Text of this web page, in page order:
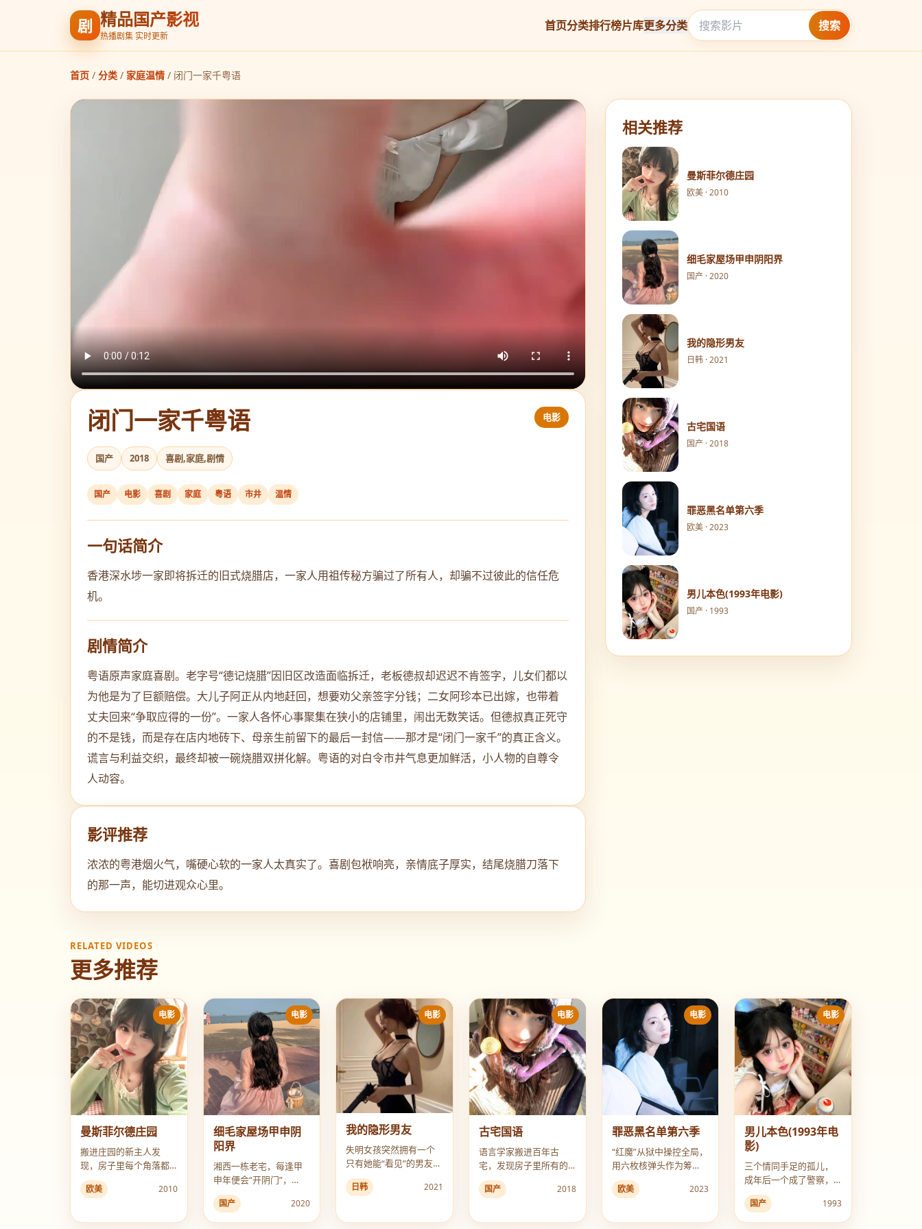
剧 精品国产影视
热播剧集 实时更新
首页分类排行榜片库更多分类 搜索
首页 / 分类 / 家庭温情 / 闭门一家千粤语
闭门一家千粤语 电影
国产 2018 喜剧,家庭,剧情
国产 电影 喜剧 家庭 粤语 市井 温情
一句话简介
香港深水埗一家即将拆迁的旧式烧腊店，一家人用祖传秘方骗过了所有人，却骗不过彼此的信任危
机。
剧情简介
粤语原声家庭喜剧。老字号“德记烧腊”因旧区改造面临拆迁，老板德叔却迟迟不肯签字，儿女们都以
为他是为了巨额赔偿。大儿子阿正从内地赶回，想要劝父亲签字分钱；二女阿珍本已出嫁，也带着
丈夫回来“争取应得的一份”。一家人各怀心事聚集在狭小的店铺里，闹出无数笑话。但德叔真正死守
的不是钱，而是存在店内地砖下、母亲生前留下的最后一封信——那才是“闭门一家千”的真正含义。
谎言与利益交织，最终却被一碗烧腊双拼化解。粤语的对白令市井气息更加鲜活，小人物的自尊令
人动容。
影评推荐
浓浓的粤港烟火气，嘴硬心软的一家人太真实了。喜剧包袱响亮，亲情底子厚实，结尾烧腊刀落下
的那一声，能切进观众心里。
相关推荐
曼斯菲尔德庄园
欧美 · 2010
细毛家屋场甲申阴阳界
国产 · 2020
我的隐形男友
日韩 · 2021
古宅国语
国产 · 2018
罪恶黑名单第六季
欧美 · 2023
男儿本色(1993年电影)
国产 · 1993
RELATED VIDEOS
更多推荐
电影
曼斯菲尔德庄园
搬进庄园的新主人发
现，房子里每个角落都
刻着前任女主人的遗
言。
欧美 2010
电影
细毛家屋场甲申阴
阳界
湘西一栋老宅，每逢甲
申年便会“开阴门”，
2024年，一个不信邪的
剧组闯了进去。
国产 2020
电影
我的隐形男友
失明女孩突然拥有一个
只有她能“看见”的男友，
复明手术后第一件事就
是寻找他。
日韩 2021
电影
古宅国语
语言学家搬进百年古
宅，发现房子里所有的
文字都在慢慢变成一种
从未见过的死亡语言。
国产 2018
电影
罪恶黑名单第六季
“红魔”从狱中操控全局，
用六枚核弹头作为筹
码，逼迫FBI为他追查自
己的亲生父亲。
欧美 2023
电影
男儿本色(1993年电
影)
三个情同手足的孤儿，
成年后一个成了警察，
一个成了悍匪，一个游
走黑白之间，上演宿命
的对决。
国产 1993